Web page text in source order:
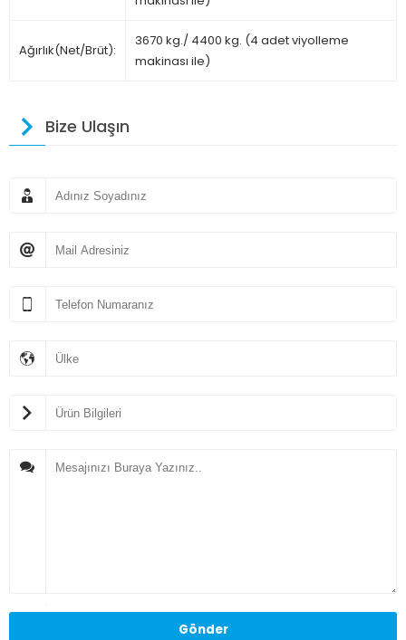
Ağırlık(Net/Brüt):
3670 kg./ 4400 kg. (4 adet viyolleme
makinası ile)
Bize Ulaşın